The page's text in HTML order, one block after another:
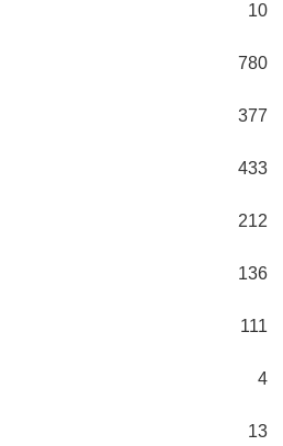
10
780
377
433
212
136
111
4
13